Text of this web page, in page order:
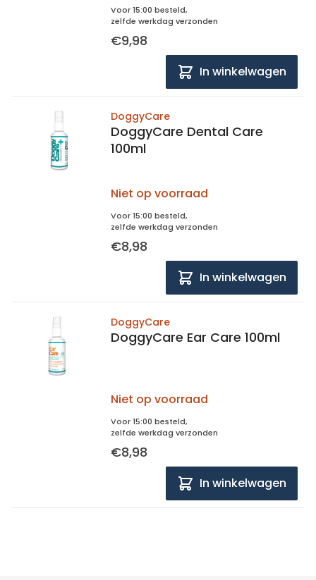
Voor 15:00 besteld,
zelfde werkdag verzonden
€9,98
In winkelwagen
DoggyCare
DoggyCare Dental Care
100ml
Niet op voorraad
Voor 15:00 besteld,
zelfde werkdag verzonden
€8,98
In winkelwagen
DoggyCare
DoggyCare Ear Care 100ml
Niet op voorraad
Voor 15:00 besteld,
zelfde werkdag verzonden
€8,98
In winkelwagen